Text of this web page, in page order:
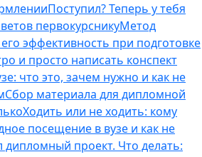
Поступил? Теперь у тебя
первокурсникуМетод
эффективность при подготовке
и просто написать конспект
что это, зачем нужно и как не
Сбор материала для дипломной
Ходить или не ходить: кому
посещение в вузе и как не
проект. Что делать: